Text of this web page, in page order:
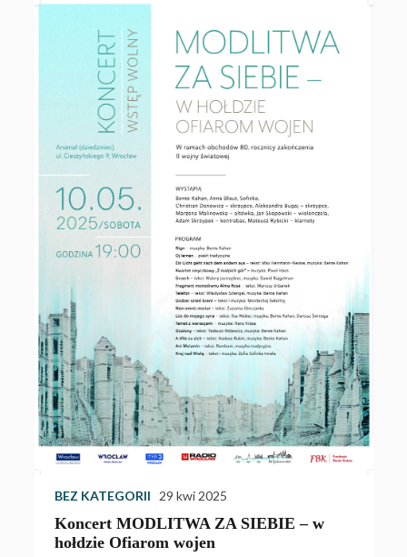
BEZ KATEGORII 29 kwi 2025
Koncert MODLITWA ZA SIEBIE – w
hołdzie Ofiarom wojen